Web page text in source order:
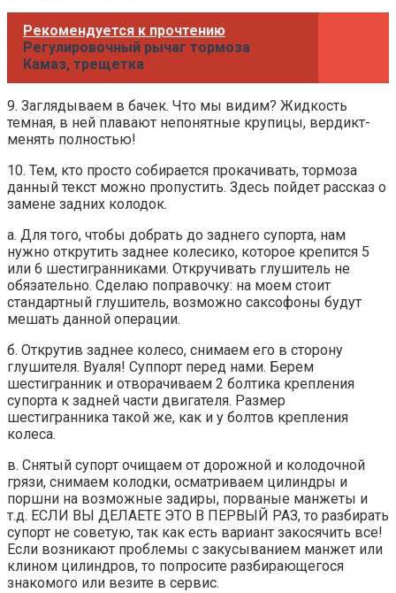
Рекомендуется к прочтению
Регулировочный рычаг тормоза
Камаз, трещетка
9. Заглядываем в бачек. Что мы видим? Жидкость
темная, в ней плавают непонятные крупицы, вердикт-
менять полностью!
10. Тем, кто просто собирается прокачивать, тормоза
данный текст можно пропустить. Здесь пойдет рассказ о
замене задних колодок.
а. Для того, чтобы добрать до заднего супорта, нам
нужно открутить заднее колесико, которое крепится 5
или 6 шестигранниками. Откручивать глушитель не
обязательно. Сделаю поправочку: на моем стоит
стандартный глушитель, возможно саксофоны будут
мешать данной операции.
б. Открутив заднее колесо, снимаем его в сторону
глушителя. Вуаля! Суппорт перед нами. Берем
шестигранник и отворачиваем 2 болтика крепления
супорта к задней части двигателя. Размер
шестигранника такой же, как и у болтов крепления
колеса.
в. Снятый супорт очищаем от дорожной и колодочной
грязи, снимаем колодки, осматриваем цилиндры и
поршни на возможные задиры, порваные манжеты и
т.д. ЕСЛИ ВЫ ДЕЛАЕТЕ ЭТО В ПЕРВЫЙ РАЗ, то разбирать
супорт не советую, так как есть вариант закосячить все!
Если возникают проблемы с закусыванием манжет или
клином цилиндров, то попросите разбирающегося
знакомого или везите в сервис.